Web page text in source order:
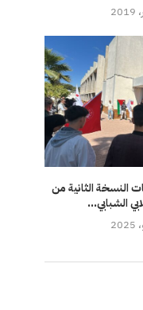
النسخة الثانية من
الشبابي...